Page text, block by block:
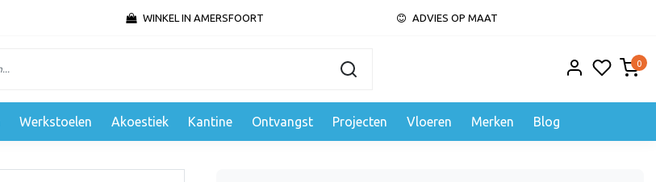
WINKEL IN AMERSFOORT ADVIES OP MAAT
0
Werkstoelen Akoestiek Kantine Ontvangst Projecten Vloeren Merken Blog